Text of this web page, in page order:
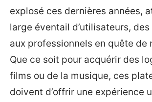
explosé ces dernières années,
large éventail d’utilisateurs,
aux professionnels en quête de
Que ce soit pour acquérir des
films ou de la musique, ces
doivent d’offrir une expérience